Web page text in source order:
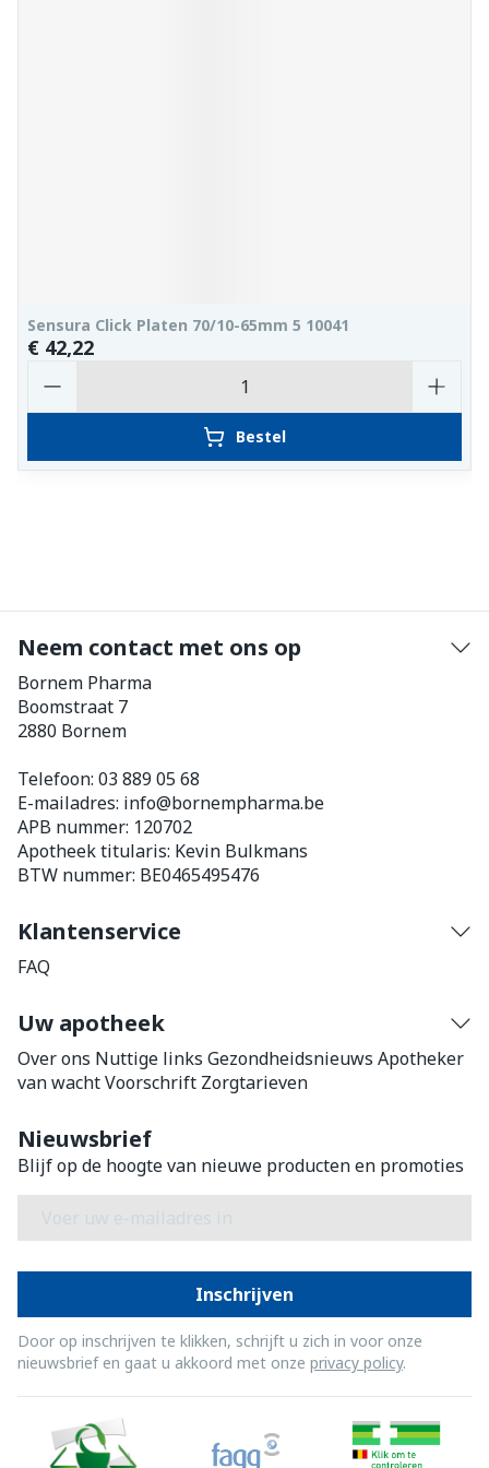
Sensura Click Platen 70/10-65mm 5 10041
€ 42,22
Bestel
Neem contact met ons op
Bornem Pharma
Boomstraat 7
2880 Bornem
Telefoon: 03 889 05 68
E-mailadres: info@bornempharma.be
APB nummer: 120702
Apotheek titularis: Kevin Bulkmans
BTW nummer: BE0465495476
Klantenservice
FAQ
Uw apotheek
Over ons Nuttige links Gezondheidsnieuws Apotheker
van wachtVoorschrift Zorgtarieven
Nieuwsbrief
Blijf op de hoogte van nieuwe producten en promoties
Inschrijven
Door op inschrijven te klikken, schrijft u zich in voor onze
nieuwsbrief en gaat u akkoord met onze privacy policy.